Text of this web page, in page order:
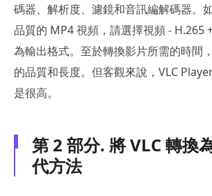
碼器、解析度、濾鏡和音訊編解碼器。
品質的 MP4 視頻，請選擇視頻 - H.265
為輸出格式。至於轉換影片所需的時間
的品質和長度。但客觀來說，VLC
是很高。
第 2 部分. 將 VLC 轉換
代方法